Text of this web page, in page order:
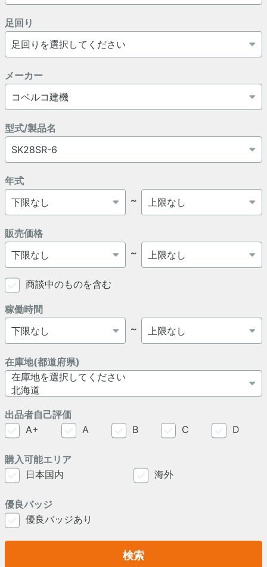
足回り
メーカー
型式/製品名
年式
～
販売価格
～
商談中のものを含む
稼働時間
～
在庫地(都道府県)
出品者自己評価
A+
A B C D
購入可能エリア
日本国内
海外
優良バッジ
優良バッジあり
検索